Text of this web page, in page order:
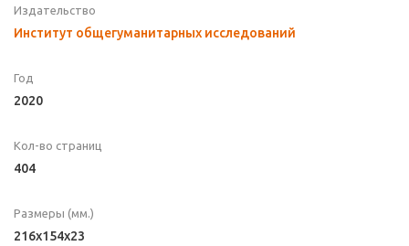
Издательство
Институт общегуманитарных исследований
Год
2020
Кол-во страниц
404
Размеры (мм.)
216x154x23